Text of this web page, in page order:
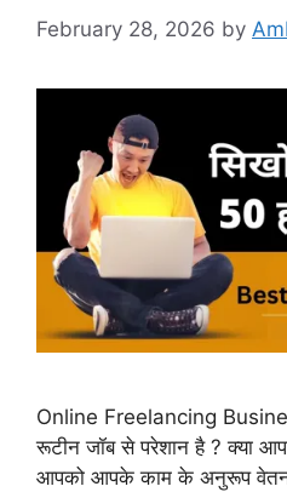
February 28, 2026 by
Online Freelancing
रूटीन जॉब से परेशान है ? क्या
आपको आपके काम के अनुरूप वेतन